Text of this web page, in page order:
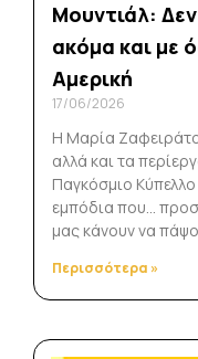
Μουντιάλ:
ακόμα και με
Αμερική
17/06/2026
Η Μαρία
αλλά και τα
Παγκόσμιο
εμπόδια που…
μας κάνουν να
Περισσότερα »